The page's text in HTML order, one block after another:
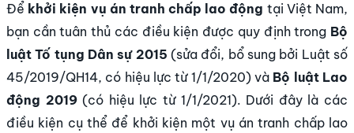
Để khởi kiện vụ án tranh chấp lao động tại Việt Nam,
bạn cần tuân thủ các điều kiện được quy định trong Bộ
luật Tố tụng Dân sự 2015 (sửa đổi, bổ sung bởi Luật số
45/2019/QH14, có hiệu lực từ 1/1/2020) và Bộ luật Lao
động 2019(có hiệu lực từ 1/1/2021). Dưới đây là các
điều kiện cụ thể để khởi kiện một vụ án tranh chấp lao